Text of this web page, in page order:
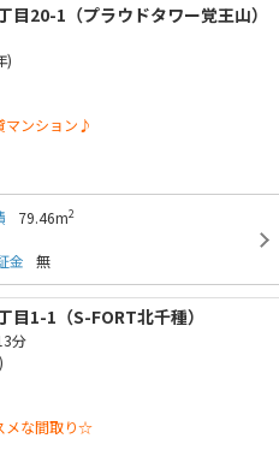
目20-1（プラウドタワー覚王山）
)
マンション♪
79.46m2
金 無
目1-1（S-FORT北千種）
分
メな間取り☆